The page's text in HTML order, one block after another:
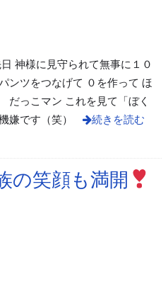
神様に見守られて無事に１０
ンツをつなげて ０を作って ほ
だっこマン これを見て「ぼく
嫌です（笑）
続きを読む
の笑顔も満開